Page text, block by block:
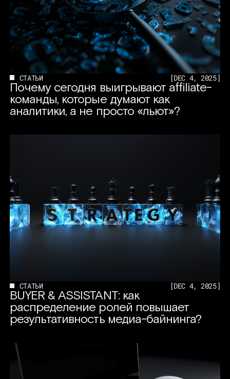
СТАТЬИ [DEC 4, 2025]
Почему сегодня выигрывают affiliate-
команды, которые думают как
аналитики, а не просто «льют»?
СТАТЬИ [DEC 4, 2025]
BUYER & ASSISTANT: как
распределение ролей повышает
результативность медиа-байнинга?